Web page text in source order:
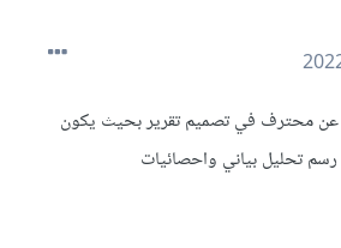
محترف في تصميم تقرير بحيث يكون
رسم تحليل بياني واحصائيات